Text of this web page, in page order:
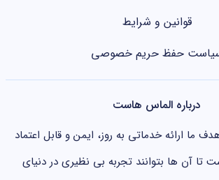
قوانین و شرایط
حفظ حریم خصوصی
درباره الماس هاست
ما ارائه خدماتی به روز، ایمن و قابل اعتماد
تا آن ها بتوانند تجربه بی نظیری در دنیای